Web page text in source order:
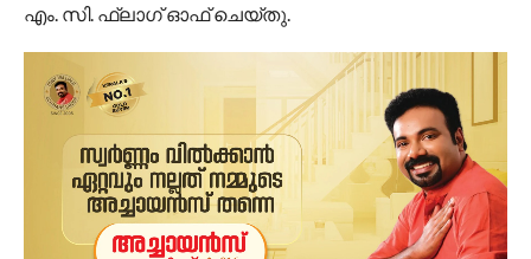
എം. സി. ഫ്ലാഗ് ഓഫ് ചെയ്തു.